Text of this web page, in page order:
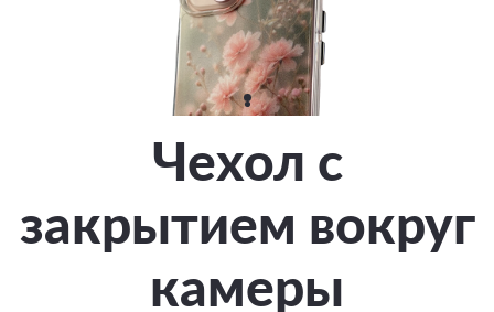
Чехол с
закрытием вокруг
камеры